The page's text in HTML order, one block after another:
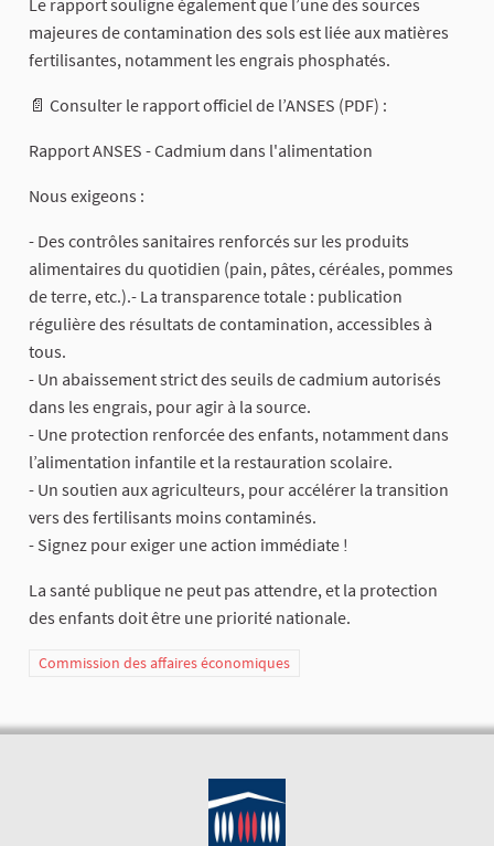
Le rapport souligne également que l’une des sources
majeures de contamination des sols est liée aux matières
fertilisantes, notamment les engrais phosphatés.
​📄 Consulter le rapport officiel de l’ANSES (PDF) :
Rapport ANSES - Cadmium dans l'alimentation
​Nous exigeons :
​- Des contrôles sanitaires renforcés sur les produits
alimentaires du quotidien (pain, pâtes, céréales, pommes
de terre, etc.).​- La transparence totale : publication
régulière des résultats de contamination, accessibles à
tous.
​- Un abaissement strict des seuils de cadmium autorisés
dans les engrais, pour agir à la source.
​- Une protection renforcée des enfants, notamment dans
l’alimentation infantile et la restauration scolaire.
​- Un soutien aux agriculteurs, pour accélérer la transition
vers des fertilisants moins contaminés.
​- Signez pour exiger une action immédiate !
La santé publique ne peut pas attendre, et la protection
des enfants doit être une priorité nationale.
Commission des affaires économiques